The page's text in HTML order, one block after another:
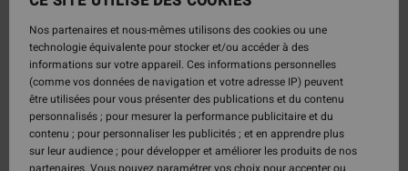
Nos partenaires et nous-mêmes utilisons des cookies ou une
technologie équivalente pour stocker et/ou accéder à des
informations sur votre appareil. Ces informations personnelles
(comme vos données de navigation et votre adresse IP) peuvent
être utilisées pour vous présenter des publications et du contenu
personnalisés ; pour mesurer la performance publicitaire et du
contenu ; pour personnaliser les publicités ; et en apprendre plus
sur leur audience ; pour développer et améliorer les produits de nos